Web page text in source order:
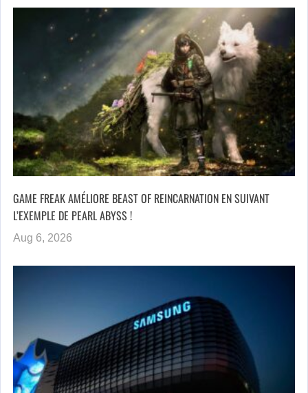
GAME FREAK AMÉLIORE BEAST OF REINCARNATION EN SUIVANT
L’EXEMPLE DE PEARL ABYSS !
Aug 6, 2026